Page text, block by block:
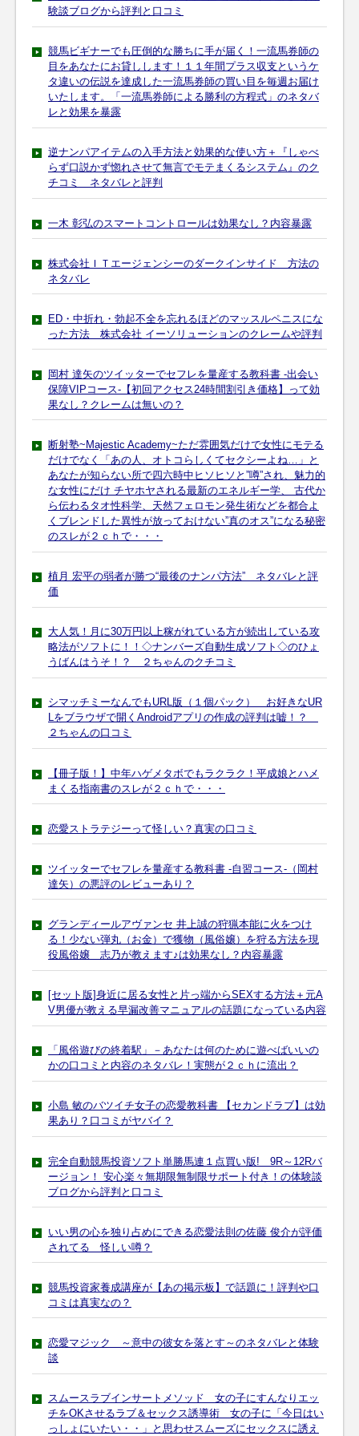
験談ブログから評判と口コミ
競馬ビギナーでも圧倒的な勝ちに手が届く！一流馬券師の
目をあなたにお貸しします！１１年間プラス収支というケ
タ違いの伝説を達成した一流馬券師の買い目を毎週お届け
いたします。「一流馬券師による勝利の方程式」のネタバ
レと効果を暴露
逆ナンパアイテムの入手方法と効果的な使い方＋『しゃべ
らず口説かず惚れさせて無言でモテまくるシステム』のク
チコミ ネタバレと評判
一木 彰弘のスマートコントロールは効果なし？内容暴露
株式会社ＩＴエージェンシーのダークインサイド 方法の
ネタバレ
ED・中折れ・勃起不全を忘れるほどのマッスルペニスにな
った方法 株式会社 イーソリューションのクレームや評判
岡村 達矢のツイッターでセフレを量産する教科書 -出会い
保障VIPコース-【初回アクセス24時間割引き価格】って効
果なし？クレームは無いの？
断射塾~Majestic Academy~ただ雰囲気だけで女性にモテる
だけでなく「あの人、オトコらしくてセクシーよね…」と
あなたが知らない所で四六時中ヒソヒソと”噂”され、魅力的
な女性にだけ チヤホヤされる最新のエネルギー学、 古代か
ら伝わるタオ性科学、天然フェロモン発生術などを都合よ
くブレンドした異性が放っておけない”真のオス”になる秘密
のスレが２ｃｈで・・・
植月 宏平の弱者が勝つ“最後のナンパ方法” ネタバレと評
価
大人気！月に30万円以上稼がれている方が続出している攻
略法がソフトに！！◇ナンバーズ自動生成ソフト◇のひょ
うばんはうそ！？ ２ちゃんのクチコミ
シマッチミーなんでもURL版（１個パック） お好きなUR
Lをブラウザで開くAndroidアプリの作成の評判は嘘！？
２ちゃんの口コミ
【冊子版！】中年ハゲメタボでもラクラク！平成娘とハメ
まくる指南書のスレが２ｃｈで・・・
恋愛ストラテジーって怪しい？真実の口コミ
ツイッターでセフレを量産する教科書 -自習コース-（岡村
達矢）の悪評のレビューあり？
グランディールアヴァンセ 井上誠の狩猟本能に火をつけ
る！少ない弾丸（お金）で獲物（風俗嬢）を狩る方法を現
役風俗嬢 志乃が教えます♪は効果なし？内容暴露
[セット版]身近に居る女性と片っ端からSEXする方法＋元A
V男優が教える早漏改善マニュアルの話題になっている内容
「風俗遊びの終着駅」－あなたは何のために遊べばいいの
かの口コミと内容のネタバレ！実態が２ｃｈに流出？
小島 敏のバツイチ女子の恋愛教科書 【セカンドラブ】は効
果あり？口コミがヤバイ？
完全自動競馬投資ソフト単勝馬連１点買い版! 9R～12Rバ
ージョン！ 安心楽々無期限無制限サポート付き！の体験談
ブログから評判と口コミ
いい男の心を独り占めにできる恋愛法則の佐藤 俊介が評価
されてる 怪しい噂？
競馬投資家養成講座が【あの掲示板】で話題に！評判や口
コミは真実なの？
恋愛マジック ～意中の彼女を落とす～のネタバレと体験
談
スムースラブインサートメソッド 女の子にすんなりエッ
チをOKさせるラブ＆セックス誘導術 女の子に「今日はい
っしょにいたい・・」と思わせスムーズにセックスに誘え